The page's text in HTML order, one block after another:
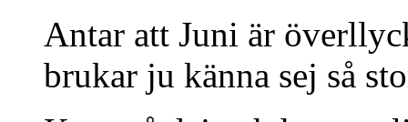
Antar att Juni är
brukar ju känna sej så